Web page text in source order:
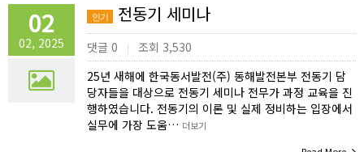
02
02, 2025
인기 전동기 세미나
댓글 0 |
조회 3,530
25년 새해에 한국동서발전(주) 동해발전본부 전동기 담
당자들을 대상으로 전동기 세미나 전무가 과정 교육을 진
행하였습니다. 전동기의 이론 및 실제 정비하는 입장에서
실무에 가장 도움… 더보기